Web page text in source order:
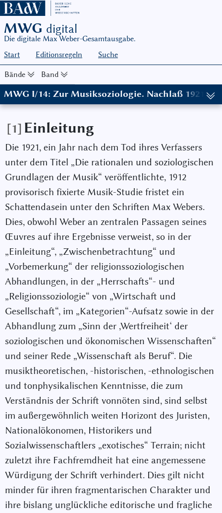
MWG digital
Die digitale Max Weber-Gesamtausgabe.
Start
Editionsregeln Suche
Bände Band
MWG I/14: Zur Musiksoziologie. Nachlaß 1921,
[1] Einleitung
Die 1921, ein Jahr nach dem Tod ihres Verfassers
unter dem Titel „Die rationalen und soziologischen
Grundlagen der Musik“ veröffentlichte, 1912
provisorisch fixierte Musik-Studie fristet ein
Schattendasein unter den Schriften Max Webers.
Dies, obwohl Weber an zentralen Passagen seines
Œuvres auf ihre Ergebnisse verweist, so in der
„Einleitung“, „Zwischenbetrachtung“ und
„Vorbemerkung“ der religionssoziologischen
Abhandlungen, in der „Herrschafts“- und
„Religionssoziologie“ von „Wirtschaft und
Gesellschaft“, im „Kategorien“-Aufsatz sowie in der
Abhandlung zum „Sinn der ,Wertfreiheit‘ der
soziologischen und ökonomischen Wissenschaften“
und seiner Rede „Wissenschaft als Beruf“. Die
musiktheoretischen, -historischen, -ethnologischen
und tonphysikalischen Kenntnisse, die zum
Verständnis der Schrift vonnöten sind, sind selbst
im außergewöhnlich weiten Horizont des Juristen,
Nationalökonomen, Historikers und
Sozialwissenschaftlers „exotisches“ Terrain; nicht
zuletzt ihre Fachfremdheit hat eine angemessene
Würdigung der Schrift verhindert. Dies gilt nicht
minder für ihren fragmentarischen Charakter und
ihre bislang unglückliche editorische und fragliche